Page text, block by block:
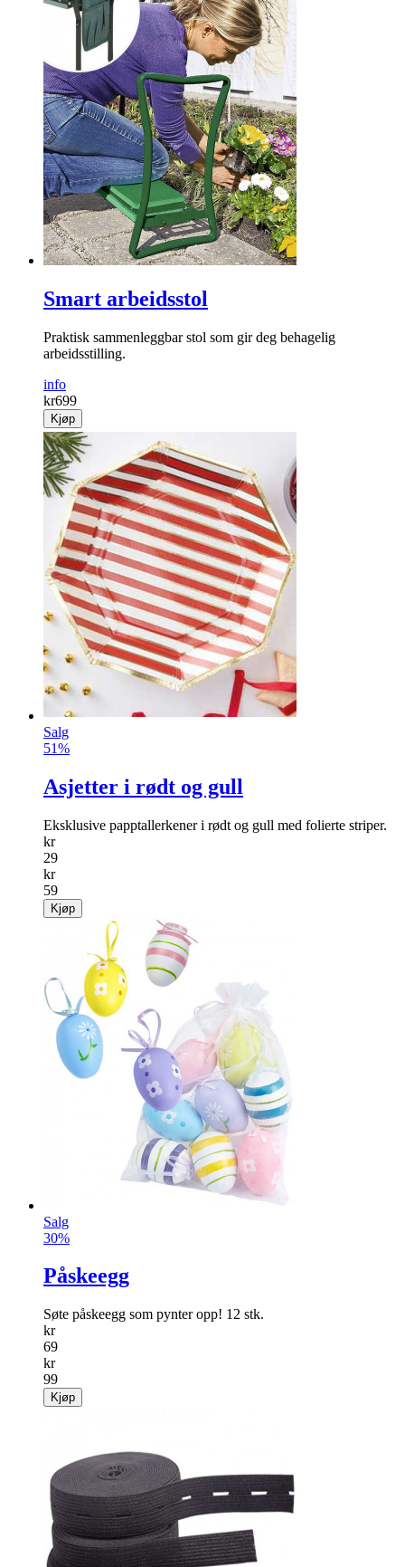
Smart arbeidsstol
Praktisk sammenleggbar stol som gir deg behagelig
arbeidsstilling.
info
kr699
Kjøp
Salg
51%
Asjetter i rødt og gull
Eksklusive papptallerkener i rødt og gull med folierte striper.
kr
29
kr
59
Kjøp
Salg
30%
Påskeegg
Søte påskeegg som pynter opp! 12 stk.
kr
69
kr
99
Kjøp